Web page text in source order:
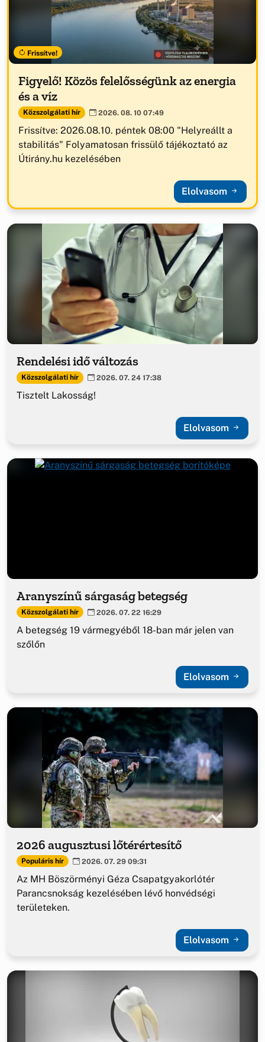
Frissítve!
Figyelő! Közös felelősségünk az energia
és a víz
Közszolgálati hír 2026. 08. 10 07:49
Frissítve: 2026.08.10. péntek 08:00 "Helyreállt a
stabilitás" Folyamatosan frissülő tájékoztató az
Útirány.hu kezelésében
Elolvasom
Rendelési idő változás
Közszolgálati hír 2026. 07. 24 17:38
Tisztelt Lakosság!
Elolvasom
Aranyszínű sárgaság betegség
Közszolgálati hír 2026. 07. 22 16:29
A betegség 19 vármegyéből 18-ban már jelen van
szőlőn
Elolvasom
2026 augusztusi lőtérértesítő
Populáris hír 2026. 07. 29 09:31
Az MH Böszörményi Géza Csapatgyakorlótér
Parancsnokság kezelésében lévő honvédségi
területeken.
Elolvasom